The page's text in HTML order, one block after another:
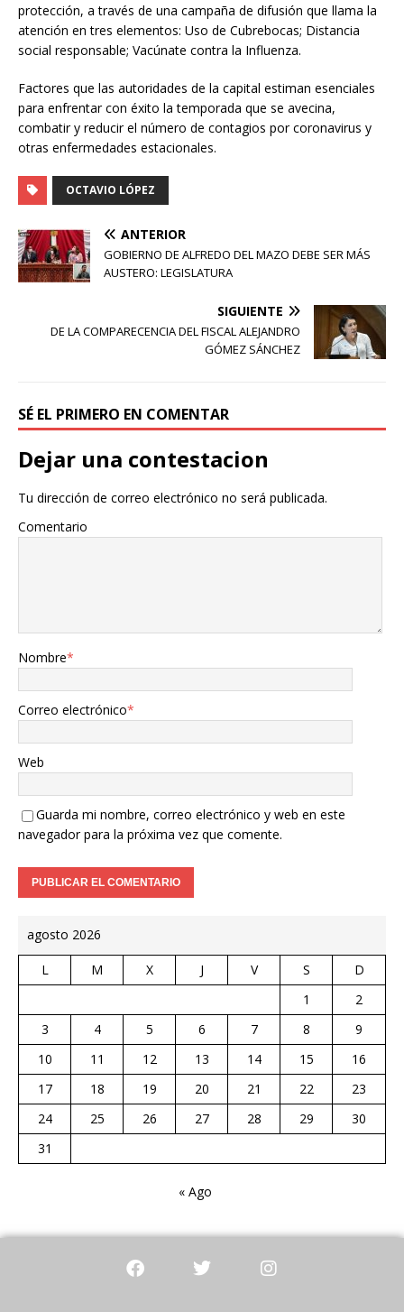
protección, a través de una campaña de difusión que llama la
atención en tres elementos: Uso de Cubrebocas; Distancia
social responsable; Vacúnate contra la Influenza.
Factores que las autoridades de la capital estiman esenciales
para enfrentar con éxito la temporada que se avecina,
combatir y reducir el número de contagios por coronavirus y
otras enfermedades estacionales.
OCTAVIO LÓPEZ
ANTERIOR
GOBIERNO DE ALFREDO DEL MAZO DEBE SER MÁS
AUSTERO: LEGISLATURA
SIGUIENTE
DE LA COMPARECENCIA DEL FISCAL ALEJANDRO
GÓMEZ SÁNCHEZ
SÉ EL PRIMERO EN COMENTAR
Dejar una contestacion
Tu dirección de correo electrónico no será publicada.
Comentario
Nombre*
Correo electrónico*
Web
Guarda mi nombre, correo electrónico y web en este
navegador para la próxima vez que comente.
agosto 2026
L M X J V S
D
1
2
3
4 5 6 7 8
9
10
11 12 13 14 15
16
17
18 19 20 21 22
23
24
25 26 27 28 29
30
31
« Ago